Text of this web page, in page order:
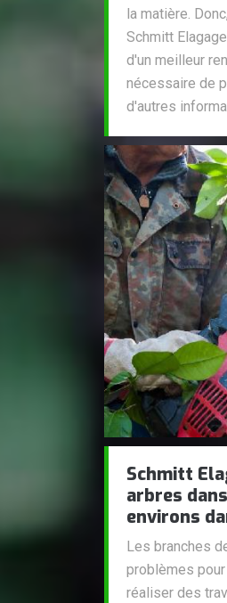
la matière.
Schmitt
d'un meilleur
nécessaire de
d'autres
Schmitt
arbres
environs
Les branches
problèmes
réaliser des